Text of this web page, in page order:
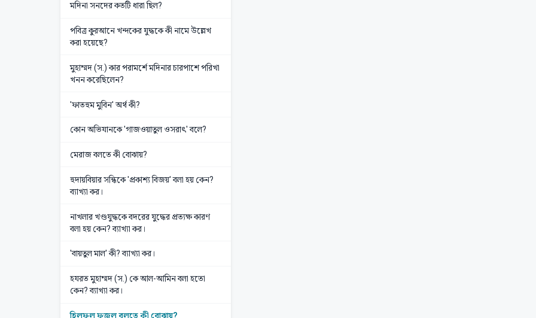
মদিনা সনদের কতটি ধারা ছিল?
পবিত্র কুরআনে খন্দকের যুদ্ধকে কী নামে উল্লেখ
করা হয়েছে?
মুহাম্মদ (স.) কার পরামর্শে মদিনার চারপাশে পরিখা
খনন করেছিলেন?
'ফাতহুম মুবিন' অর্থ কী?
কোন অভিযানকে 'গাজওয়াতুল ওসরাৎ' বলে?
মেরাজ বলতে কী বোঝায়?
হুদায়বিয়ার সন্ধিকে 'প্রকাশ্য বিজয়' বলা হয় কেন?
ব্যাখ্যা কর।
নাখলার খণ্ডযুদ্ধকে বদরের যুদ্ধের প্রত্যক্ষ কারণ
বলা হয় কেন? ব্যাখ্যা কর।
'বায়তুল মাল' কী? ব্যাখ্যা কর।
হযরত মুহাম্মদ (স.) কে আল-আমিন বলা হতো
কেন? ব্যাখ্যা কর।
হিলফুল ফুজুল বলতে কী বোঝায়?